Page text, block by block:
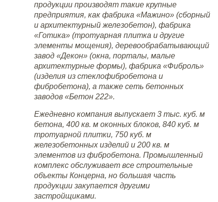
продукции производят такие крупные
предприятия, как фабрика «Мажино» (сборный
и архитектурный железобетон), фабрика
«Готика» (тротуарная плитка и другие
элементы мощения), деревообрабатывающий
завод «Декон» (окна, порталы, малые
архитектурные формы), фабрика «Фиброль»
(изделия из стеклофибробетона и
фибробетона), а также сеть бетонных
заводов «Бетон 222».
Ежедневно компания выпускает 3 тыс. куб. м
бетона, 400 кв. м оконных блоков, 840 куб. м
тротуарной плитки, 750 куб. м
железобетонных изделий и 200 кв. м
элементов из фибробетона. Промышленный
комплекс обслуживает все строительные
объекты Концерна, но большая часть
продукции закупается другими
застройщиками.